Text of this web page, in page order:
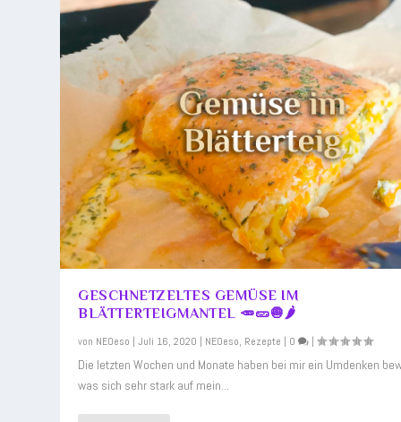
GESCHNETZELTES GEMÜSE IM
BLÄTTERTEIGMANTEL 🥕🥒🧅🌶️
von NEOeso |Juli 16, 2020 | NEOeso, Rezepte | 0 |
Die letzten Wochen und Monate haben bei mir ein Umdenken
was sich sehr stark auf mein...